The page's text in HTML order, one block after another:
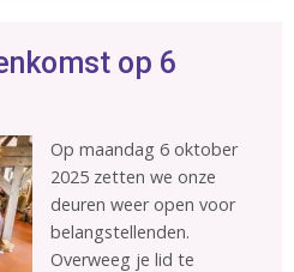
op 6
Op maandag 6 oktober
2025 zetten we onze
deuren weer open voor
belangstellenden.
Overweeg je lid te